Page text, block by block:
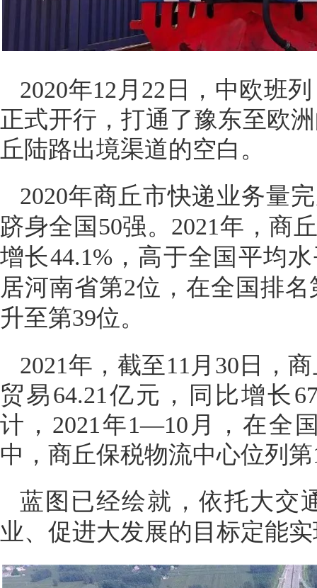
2020年12月22日，中欧班
正式开行，打通了豫东至欧
丘陆路出境渠道的空白。
2020年商丘市快递业务量
跻身全国50强。 2021年，商
增长44.1%，高于全国平均
居河南省第2位，在全国排
升至第39位。
2021年，截至11月30日，
贸易64.21亿元，同比增长
计，2021年1—10月，在全
中，商丘保税物流中心位列
蓝图已经绘就， 依托大交
业、促进大发展的目标定能